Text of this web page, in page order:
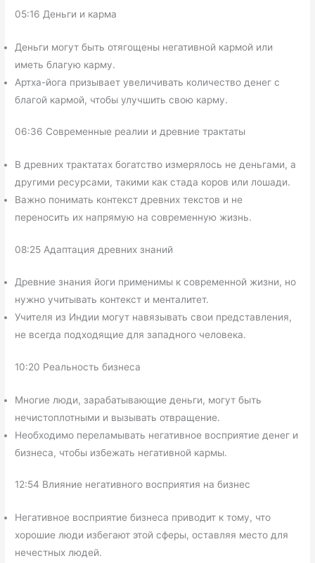
05:16 Деньги и карма
Деньги могут быть отягощены негативной кармой или
иметь благую карму.
Артха-йога призывает увеличивать количество денег с
благой кармой, чтобы улучшить свою карму.
06:36 Современные реалии и древние трактаты
В древних трактатах богатство измерялось не деньгами, а
другими ресурсами, такими как стада коров или лошади.
Важно понимать контекст древних текстов и не
переносить их напрямую на современную жизнь.
08:25 Адаптация древних знаний
Древние знания йоги применимы к современной жизни, но
нужно учитывать контекст и менталитет.
Учителя из Индии могут навязывать свои представления,
не всегда подходящие для западного человека.
10:20 Реальность бизнеса
Многие люди, зарабатывающие деньги, могут быть
нечистоплотными и вызывать отвращение.
Необходимо переламывать негативное восприятие денег и
бизнеса, чтобы избежать негативной кармы.
12:54 Влияние негативного восприятия на бизнес
Негативное восприятие бизнеса приводит к тому, что
хорошие люди избегают этой сферы, оставляя место для
нечестных людей.